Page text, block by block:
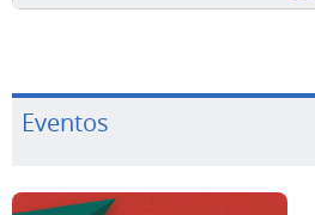
Eventos